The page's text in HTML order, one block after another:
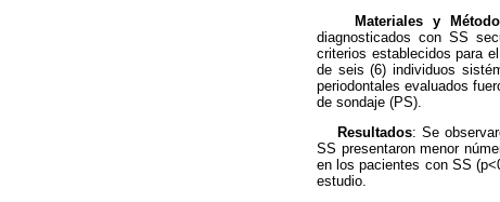
Materiales y
diagnosticados con SS
criterios establecidos para
de seis (6) individuos
periodontales evaluados
de sondaje (PS).
Resultados: Se
SS presentaron menor
en los pacientes con SS
estudio.